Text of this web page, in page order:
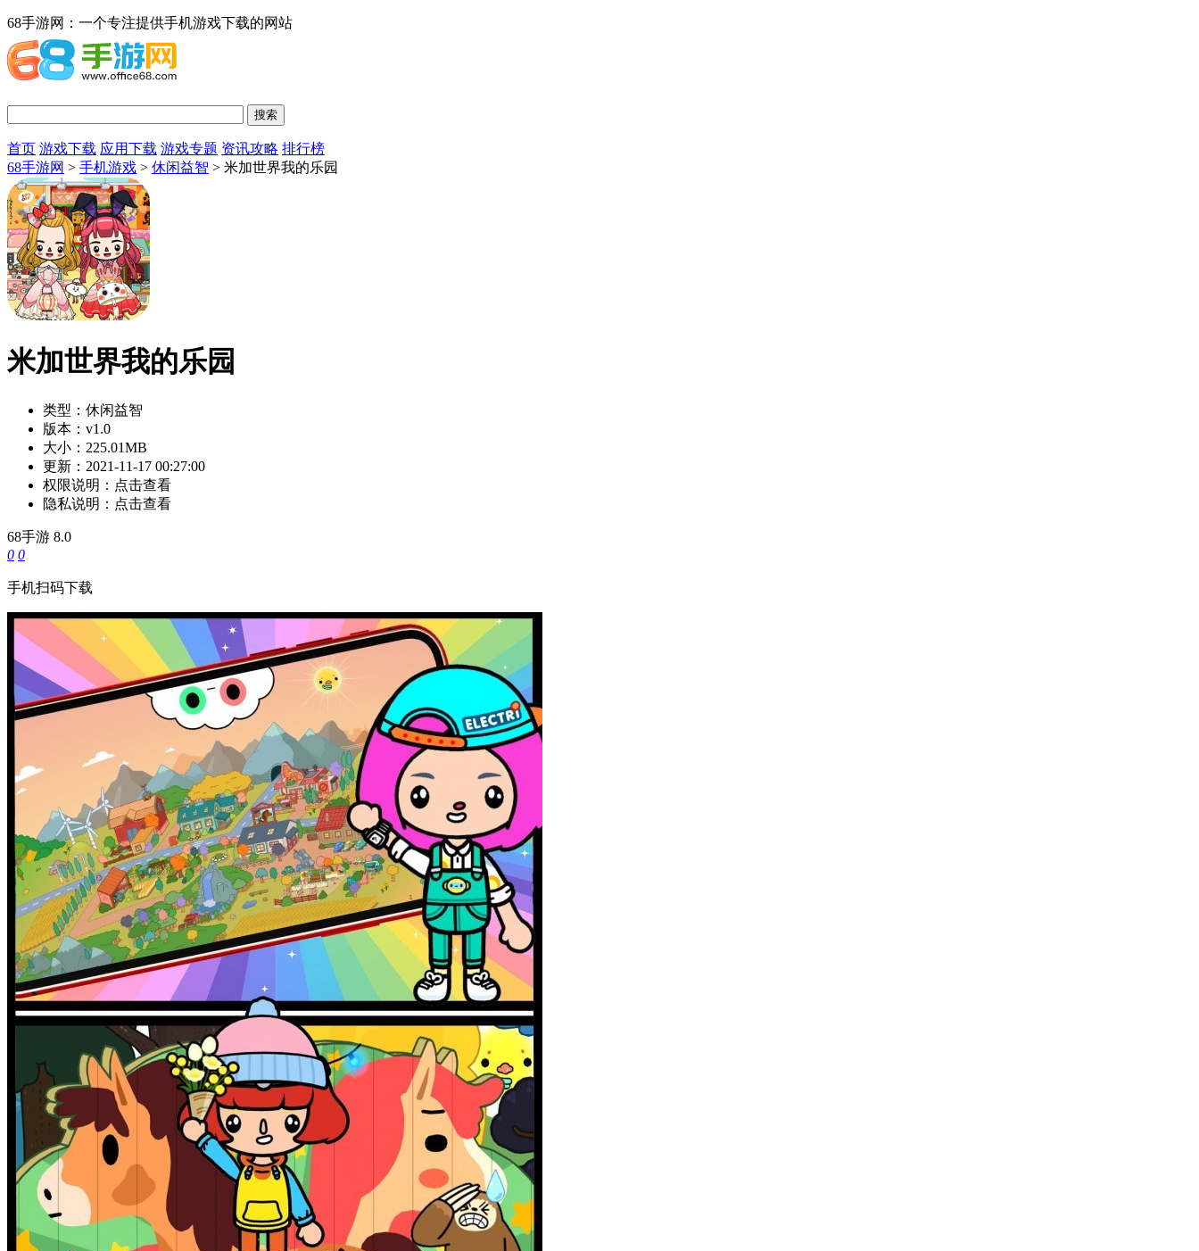
68手游网：一个专注提供手机游戏下载的网站
首页 游戏下载 应用下载 游戏专题 资讯攻略 排行榜
68手游网 > 手机游戏 > 休闲益智 > 米加世界我的乐园
米加世界我的乐园
类型： 休闲益智
版本： v1.0
大小： 225.01MB
更新： 2021-11-17 00:27:00
权限说明： 点击查看
隐私说明： 点击查看
68手游 8.0
0 0
手机扫码下载